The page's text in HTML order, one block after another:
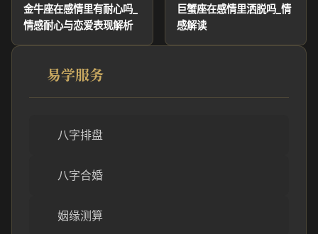
金牛座在感情里有耐心吗_
情感耐心与恋爱表现解析
巨蟹座在感情里洒脱吗_情
感解读
易学服务
八字排盘
八字合婚
姻缘测算